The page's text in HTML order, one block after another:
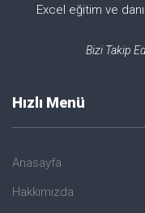
Excel eğitim ve
Bizi Takip
Hızlı Menü
Anasayfa
Hakkımızda